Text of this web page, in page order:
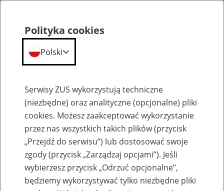
Szkolenia
Polityka cookies
Polski
Serwisy ZUS wykorzystują techniczne
(niezbędne) oraz analityczne (opcjonalne) pliki
cookies. Możesz zaakceptować wykorzystanie
przez nas wszystkich takich plików (przycisk
„Przejdź do serwisu”) lub dostosować swoje
zgody (przycisk „Zarządzaj opcjami”). Jeśli
wybierzesz przycisk „Odrzuć opcjonalne”,
będziemy wykorzystywać tylko niezbędne pliki